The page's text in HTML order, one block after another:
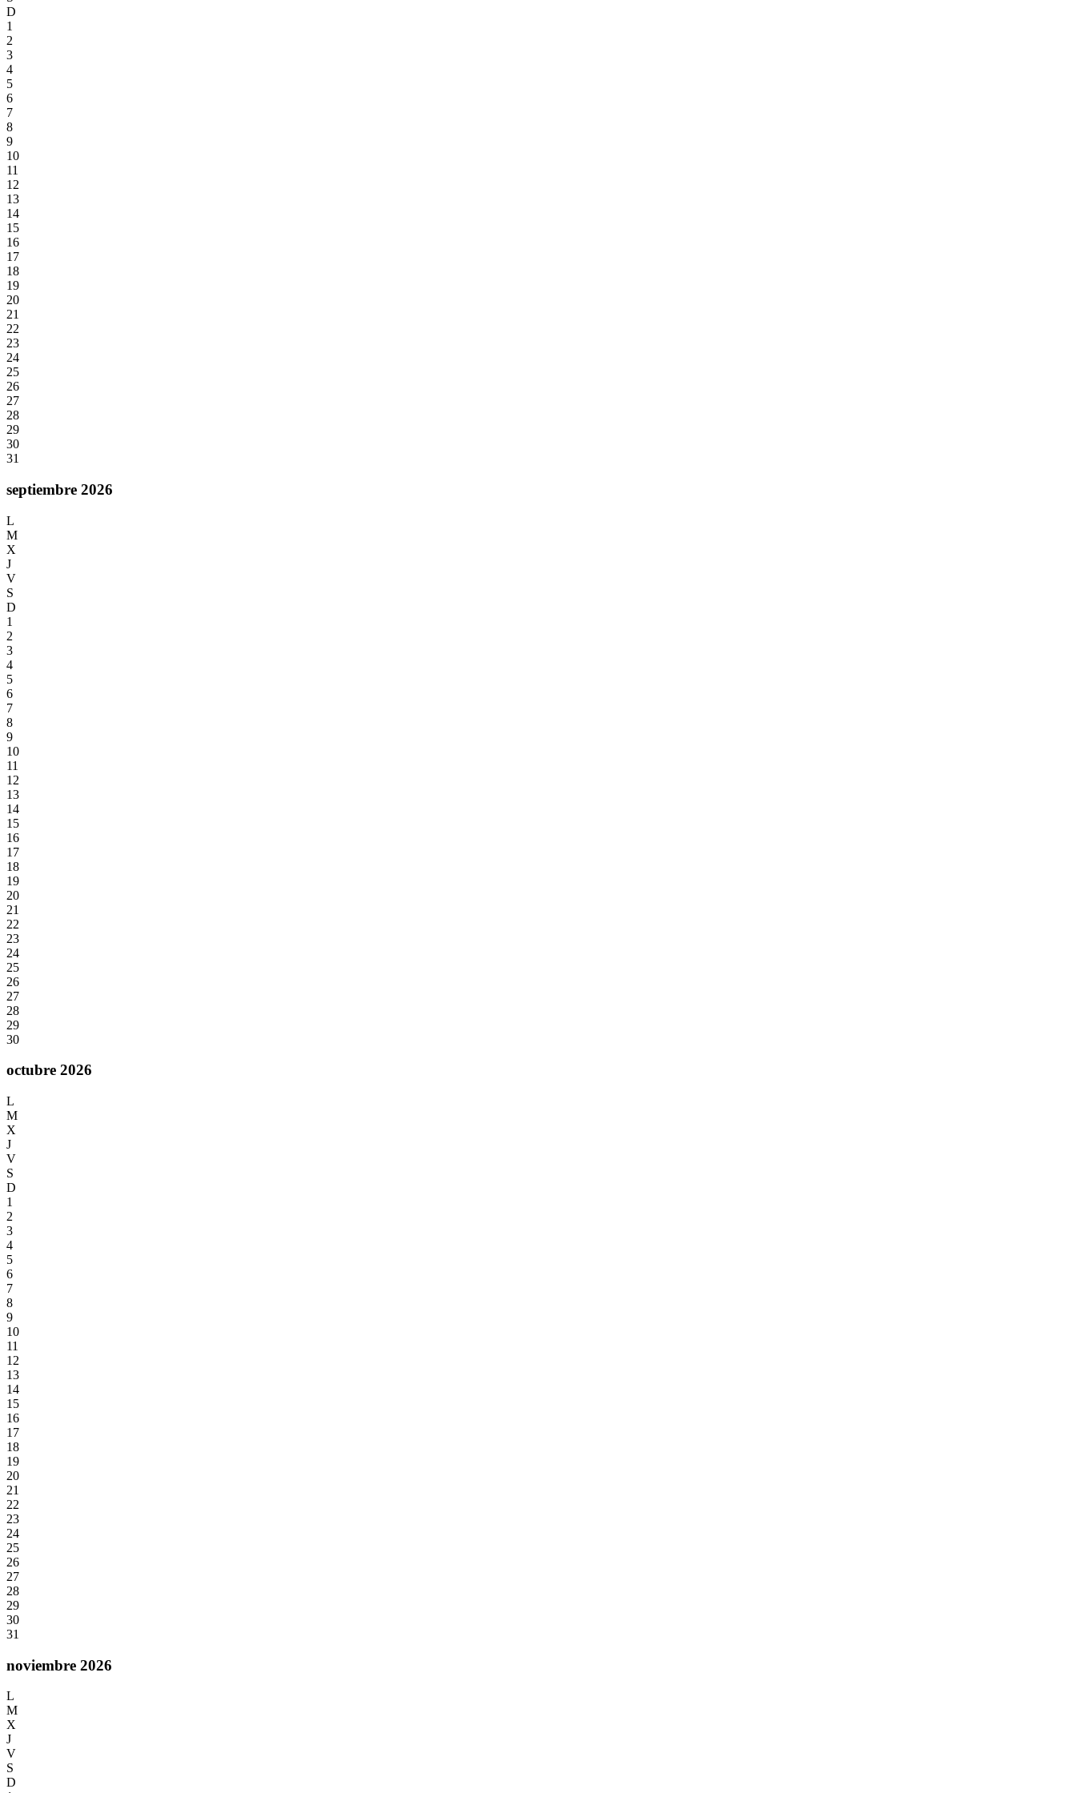
D
1
2
3
4
5
6
7
8
9
10
11
12
13
14
15
16
17
18
19
20
21
22
23
24
25
26
27
28
29
30
31
septiembre 2026
L
M
X
J
V
S
D
1
2
3
4
5
6
7
8
9
10
11
12
13
14
15
16
17
18
19
20
21
22
23
24
25
26
27
28
29
30
octubre 2026
L
M
X
J
V
S
D
1
2
3
4
5
6
7
8
9
10
11
12
13
14
15
16
17
18
19
20
21
22
23
24
25
26
27
28
29
30
31
noviembre 2026
L
M
X
J
V
S
D